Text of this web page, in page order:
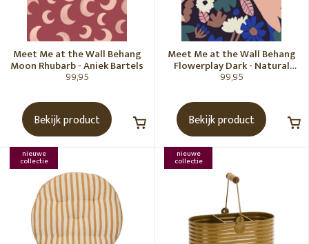
Meet Me at the Wall Behang
Moon Rhubarb - Aniek Bartels
99,95
Bekijk product
Meet Me at the Wall Behang
Flowerplay Dark - Natural
Noord
99,95
Bekijk product
nieuwe
collectie
nieuwe
collectie